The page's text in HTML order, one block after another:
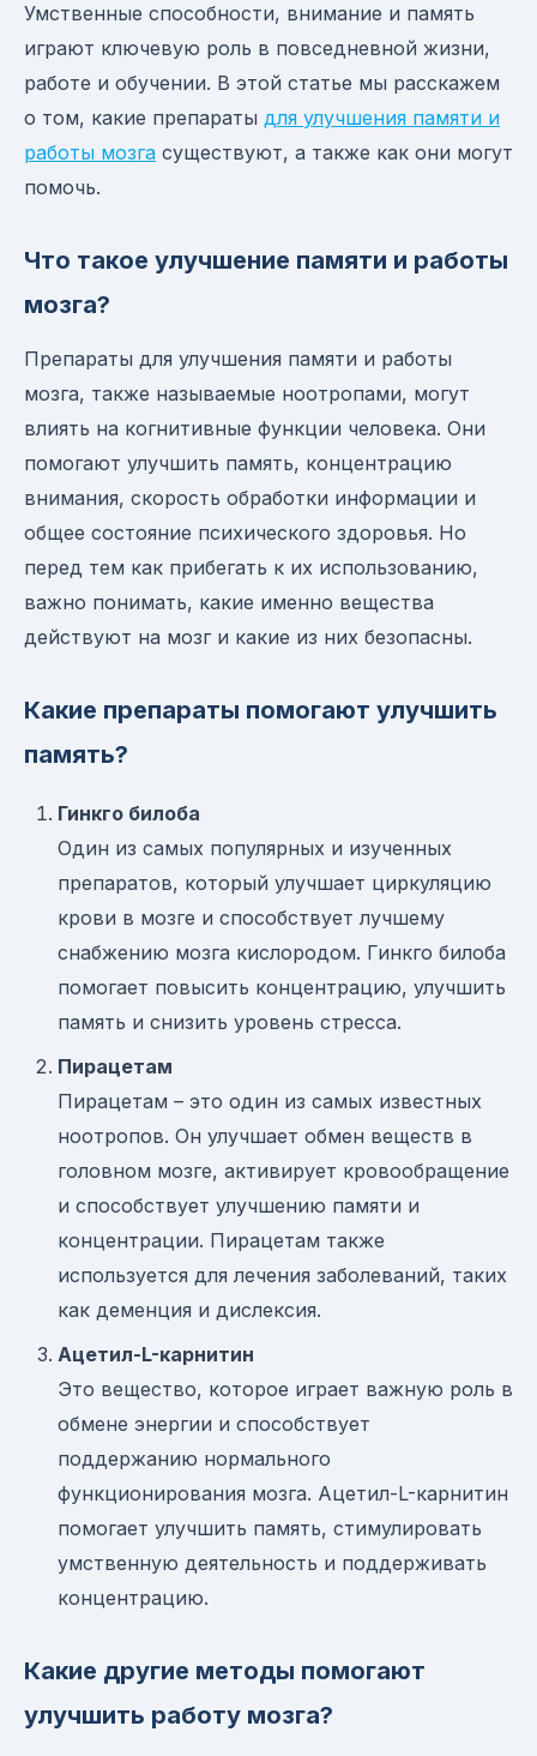
Умственные способности, внимание и память
играют ключевую роль в повседневной жизни,
работе и обучении. В этой статье мы расскажем
о том, какие препараты для улучшения памяти и
работы мозга существуют, а также как они могут
помочь.
Что такое улучшение памяти и работы
мозга?
Препараты для улучшения памяти и работы
мозга, также называемые ноотропами, могут
влиять на когнитивные функции человека. Они
помогают улучшить память, концентрацию
внимания, скорость обработки информации и
общее состояние психического здоровья. Но
перед тем как прибегать к их использованию,
важно понимать, какие именно вещества
действуют на мозг и какие из них безопасны.
Какие препараты помогают улучшить
память?
Гинкго билоба
Один из самых популярных и изученных
препаратов, который улучшает циркуляцию
крови в мозге и способствует лучшему
снабжению мозга кислородом. Гинкго билоба
помогает повысить концентрацию, улучшить
память и снизить уровень стресса.
Пирацетам
Пирацетам – это один из самых известных
ноотропов. Он улучшает обмен веществ в
головном мозге, активирует кровообращение
и способствует улучшению памяти и
концентрации. Пирацетам также
используется для лечения заболеваний, таких
как деменция и дислексия.
Ацетил-L-карнитин
Это вещество, которое играет важную роль в
обмене энергии и способствует
поддержанию нормального
функционирования мозга. Ацетил-L-карнитин
помогает улучшить память, стимулировать
умственную деятельность и поддерживать
концентрацию.
Какие другие методы помогают
улучшить работу мозга?